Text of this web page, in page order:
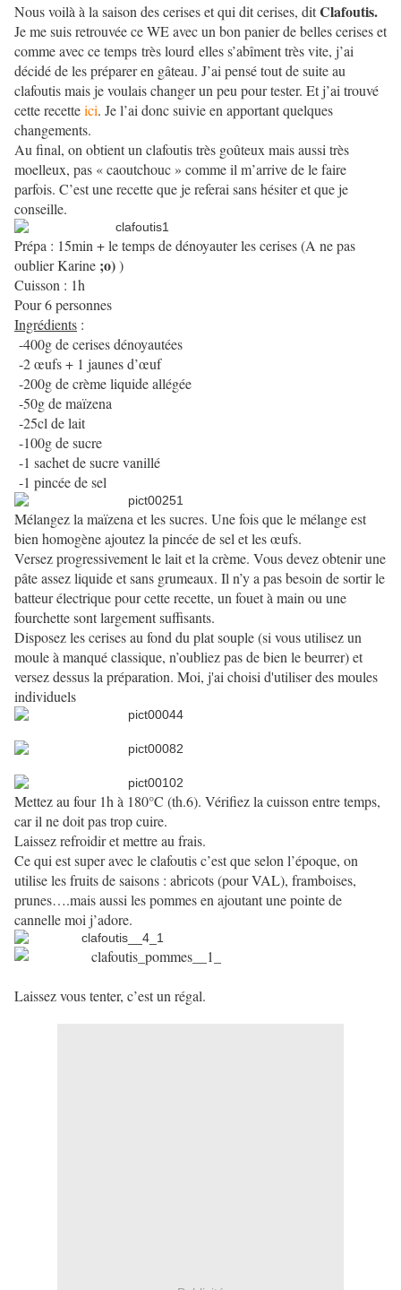
Nous voilà à la saison des cerises et qui dit cerises, ditClafoutis.
Je me suis retrouvée ce WE avec un bon panier de belles cerises et
comme avec ce temps très lourd elles s’abîment très vite, j’ai
décidé de les préparer en gâteau. J’ai pensé tout de suite au
clafoutis mais je voulais changer un peu pour tester. Et j’ai trouvé
cette recetteici. Je l’ai donc suivie en apportant quelques
changements.
Au final, on obtient un clafoutis très goûteux mais aussi très
moelleux, pas « caoutchouc » comme il m’arrive de le faire
parfois. C’est une recette que je referai sans hésiter et que je
conseille.
Prépa : 15min + le temps de dénoyauter les cerises (A ne pas
oublier Karine ;o))
Cuisson : 1h
Pour 6 personnes
Ingrédients :
-400g de cerises dénoyautées
-2 œufs + 1 jaunes d’œuf
-200g de crème liquide allégée
-50g de maïzena
-25cl de lait
-100g de sucre
-1 sachet de sucre vanillé
-1 pincée de sel
Mélangez la maïzena et les sucres. Une fois que le mélange est
bien homogène ajoutez la pincée de sel et les œufs.
Versez progressivement le lait et la crème. Vous devez obtenir une
pâte assez liquide et sans grumeaux. Il n’y a pas besoin de sortir le
batteur électrique pour cette recette, un fouet à main ou une
fourchette sont largement suffisants.
Disposez les cerises au fond du plat souple (si vous utilisez un
moule à manqué classique, n’oubliez pas de bien le beurrer) et
versez dessus la préparation. Moi, j'ai choisi d'utiliser des moules
individuels
Mettez au four 1h à 180°C (th.6). Vérifiez la cuisson entre temps,
car il ne doit pas trop cuire.
Laissez refroidir et mettre au frais.
Ce qui est super avec le clafoutis c’est que selon l’époque, on
utilise les fruits de saisons : abricots (pour VAL), framboises,
prunes….mais aussi les pommes en ajoutant une pointe de
cannelle moi j’adore.
Laissez vous tenter, c’est un régal.